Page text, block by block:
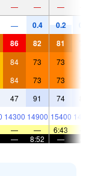
— — —
— 0.4 0.2
86 82 81
84 73 73
84 73 73
47 91 74
14300 14900 15400
— — 6:43
— 8:52 —